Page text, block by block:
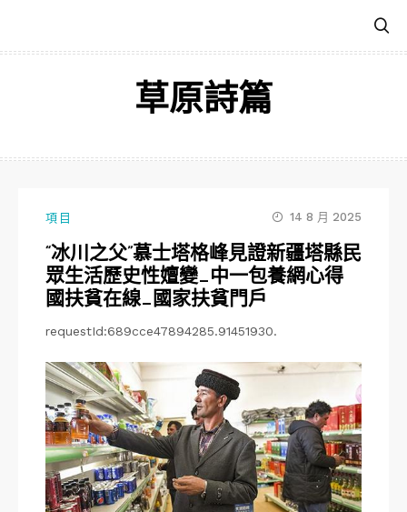
主
草原詩篇
項目 14 8 月 2025
“冰川之父”慕士塔格峰見證新疆塔縣民
眾生活歷史性嬗變_中一包養網心得
國扶貧在線_國家扶貧門戶
requestId:689cce47894285.91451930.